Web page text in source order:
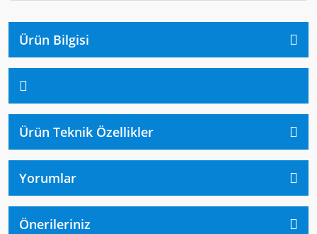
Ürün Bilgisi
Ürün Teknik Özellikler
Yorumlar
Önerileriniz